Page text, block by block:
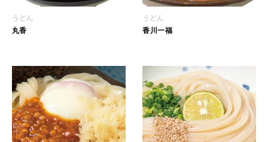
うどん
丸香
うどん
香川一福